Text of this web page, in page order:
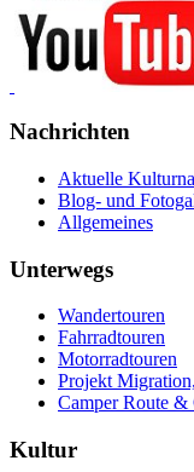
Nachrichten
Aktuelle
Blog- und
Allgemeines
Unterwegs
Wandertouren
Fahrradtouren
Motorradtouren
Projekt
Camper Route &
Kultur